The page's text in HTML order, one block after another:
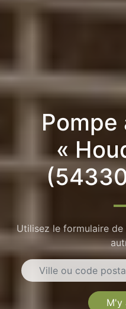
Pompe
«
Utilisez le formulaire
M'y